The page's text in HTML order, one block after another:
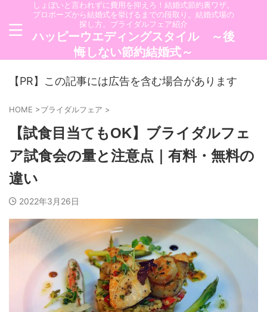
しょぼいと言われずに費用を抑えろ！結婚式節約裏ワザ。
プロポーズから結婚式を挙げるまでの段取り。結婚式場の
探し方。ブライダルフェア紹介
ハッピーウエディングスタイル ～後
悔しない節約結婚式～
【PR】この記事には広告を含む場合があります
HOME >ブライダルフェア >
【試食目当てもOK】ブライダルフェ
ア試食会の量と注意点｜有料・無料の
違い
2022年3月26日